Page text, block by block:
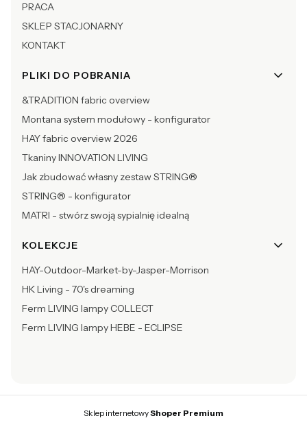
PRACA
SKLEP STACJONARNY
KONTAKT
PLIKI DO POBRANIA
&TRADITION fabric overview
Montana system modułowy - konfigurator
HAY fabric overview 2026
Tkaniny INNOVATION LIVING
Jak zbudować własny zestaw STRING®
STRING® - konfigurator
MATRI - stwórz swoją sypialnię idealną
KOLEKCJE
HAY-Outdoor-Market-by-Jasper-Morrison
HK Living - 70's dreaming
Ferm LIVING lampy COLLECT
Ferm LIVING lampy HEBE - ECLIPSE
Sklep internetowyShoper Premium